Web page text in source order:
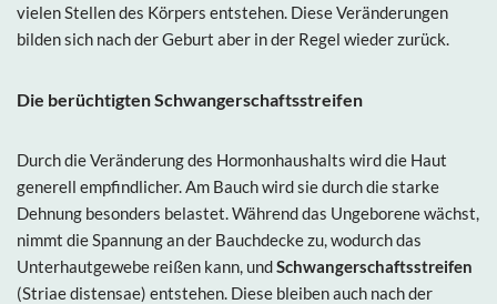
vielen Stellen des Körpers entstehen. Diese Veränderungen
bilden sich nach der Geburt aber in der Regel wieder zurück.
Die berüchtigten Schwangerschaftsstreifen
Durch die Veränderung des Hormonhaushalts wird die Haut
generell empfindlicher. Am Bauch wird sie durch die starke
Dehnung besonders belastet. Während das Ungeborene wächst,
nimmt die Spannung an der Bauchdecke zu, wodurch das
Unterhautgewebe reißen kann, undSchwangerschaftsstreifen
(Striae distensae) entstehen. Diese bleiben auch nach der